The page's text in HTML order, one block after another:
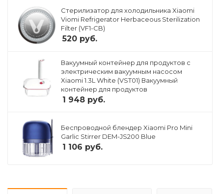
Стерилизатор для холодильника Xiaomi
Viomi Refrigerator Herbaceous Sterilization
Filter (VF1-CB)
520 руб.
Вакуумный контейнер для продуктов с
электрическим вакуумным насосом
Xiaomi 1.3L White (VST01) Вакуумный
контейнер для продуктов
1 948 руб.
Беспроводной блендер Xiaomi Pro Mini
Garlic Stirrer DEM-JS200 Blue
1 106 руб.